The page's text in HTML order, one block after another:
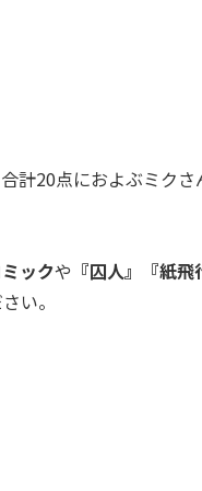
計20点におよぶミクさ
ックや 『囚人』『紙飛
い。